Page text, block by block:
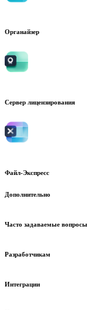
Органайзер
Сервер лицензирования
Файл-Экспресс
Дополнительно
Часто задаваемые вопросы
Разработчикам
Интеграции